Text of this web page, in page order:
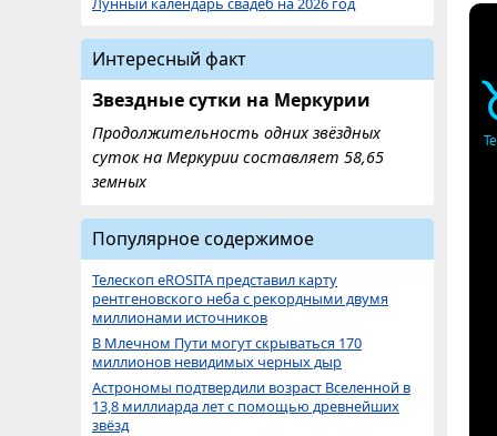
Интересный факт
Звездные сутки на Меркурии
Продолжительность одних звёздных
суток на Меркурии составляет 58,65
земных
Популярное содержимое
Телескоп eROSITA представил карту
рентгеновского неба с рекордными двумя
миллионами источников
В Млечном Пути могут скрываться 170
миллионов невидимых черных дыр
Астрономы подтвердили возраст Вселенной в
13,8 миллиарда лет с помощью древнейших
звёзд